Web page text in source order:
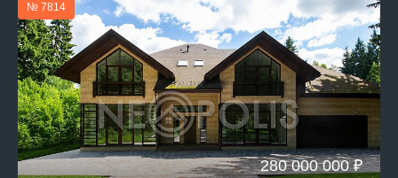
№ 7814
280 000 000 ₽